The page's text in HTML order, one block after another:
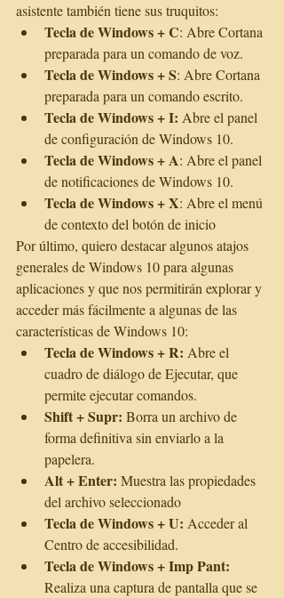
asistente también tiene sus truquitos:
Tecla de Windows + C: Abre Cortana
preparada para un comando de voz.
Tecla de Windows + S: Abre Cortana
preparada para un comando escrito.
Tecla de Windows + I: Abre el panel
de configuración de Windows 10.
Tecla de Windows + A: Abre el panel
de notificaciones de Windows 10.
Tecla de Windows + X: Abre el menú
de contexto del botón de inicio
Por último, quiero destacar algunos atajos
generales de Windows 10 para algunas
aplicaciones y que nos permitirán explorar y
acceder más fácilmente a algunas de las
características de Windows 10:
Tecla de Windows + R: Abre el
cuadro de diálogo de Ejecutar, que
permite ejecutar comandos.
Shift + Supr: Borra un archivo de
forma definitiva sin enviarlo a la
papelera.
Alt + Enter: Muestra las propiedades
del archivo seleccionado
Tecla de Windows + U: Acceder al
Centro de accesibilidad.
Tecla de Windows + Imp Pant:
Realiza una captura de pantalla que se